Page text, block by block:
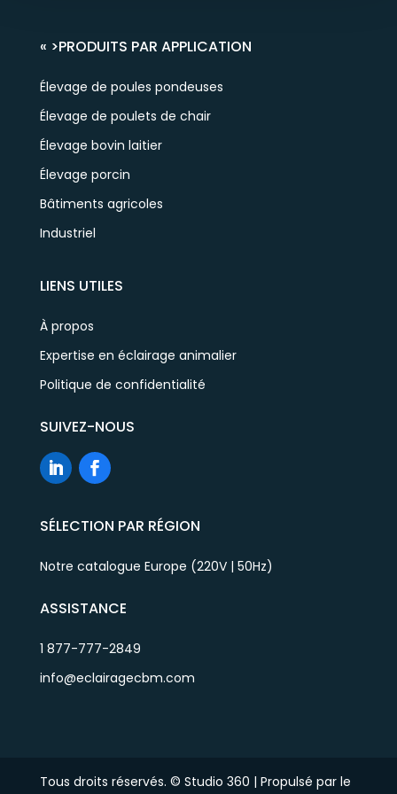
« >PRODUITS PAR APPLICATION
Élevage de poules pondeuses
Élevage de poulets de chair
Élevage bovin laitier
Élevage porcin
Bâtiments agricoles
Industriel
LIENS UTILES
À propos
Expertise en éclairage animalier
Politique de confidentialité
SUIVEZ-NOUS
SÉLECTION PAR RÉGION
Notre catalogue Europe (220V | 50Hz)
ASSISTANCE
1 877-777-2849
info@eclairagecbm.com
Tous droits réservés. © Studio 360 | Propulsé par le